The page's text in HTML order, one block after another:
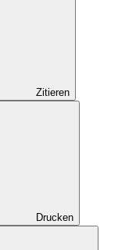
Zitieren
Drucken